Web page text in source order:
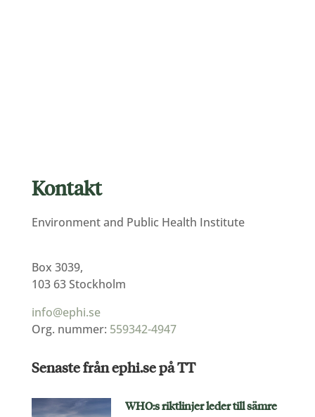
Kontakt
Environment and Public Health Institute
Box 3039,
103 63 Stockholm
info@ephi.se
Org. nummer: 559342-4947
Senaste från ephi.se på TT
WHO:s riktlinjer leder till sämre